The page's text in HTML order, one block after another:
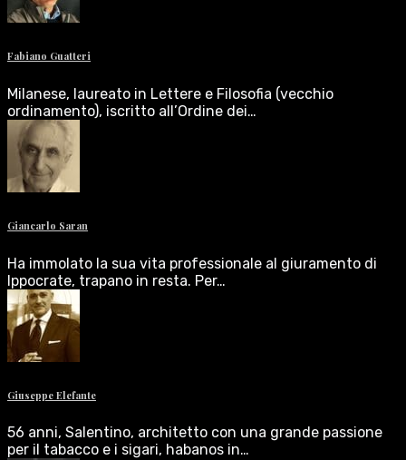
Fabiano Guatteri
Milanese, laureato in Lettere e Filosofia (vecchio
ordinamento), iscritto all’Ordine dei…
Giancarlo Saran
Ha immolato la sua vita professionale al giuramento di
Ippocrate, trapano in resta. Per…
Giuseppe Elefante
56 anni, Salentino, architetto con una grande passione
per il tabacco e i sigari, habanos in…